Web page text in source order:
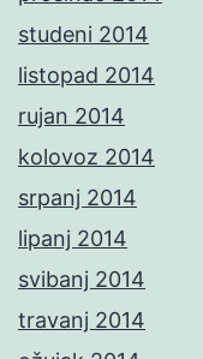
studeni 2014
listopad 2014
rujan 2014
kolovoz 2014
srpanj 2014
lipanj 2014
svibanj 2014
travanj 2014